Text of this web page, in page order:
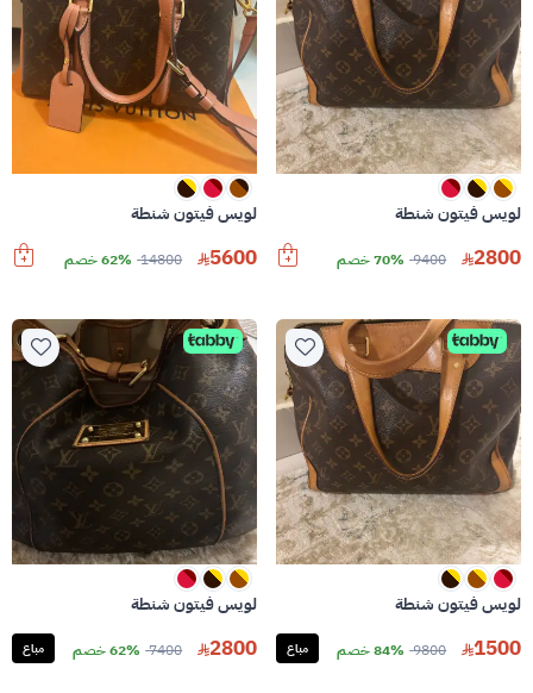
لويس فيتون شنطة
2800
9400 70% خصم
لويس فيتون شنطة
5600
14800 62% خصم
لويس فيتون شنطة
1500
9800 84% خصم مباع
لويس فيتون شنطة
2800
7400 62% خصم مباع